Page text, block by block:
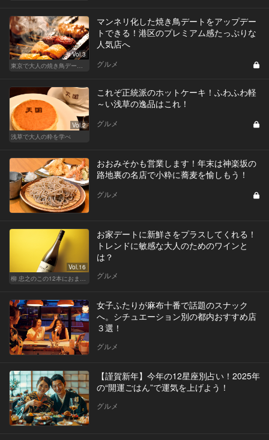
Vol.3
東京で大人の焼き鳥デートにおすすめ！
マンネリ化した焼き鳥デートをアップデー
トできる！港区のプレミアム感たっぷりな
人気店へ
グルメ
Vol.2
浅草で大人の粋を学べ
これぞ正統派のホットケーキ！ふわふわ軽
～い浅草の逸品はこれ！
グルメ
おおみそかも営業します！年末は神楽坂の
路地裏の名店で小粋に蕎麦を愉しもう！
グルメ
Vol.16
柳 忠之のこの12本におまかせ
お家デートに新鮮さをプラスしてくれる！
トレンドに敏感な大人のためのワインと
は？
グルメ
女子ふたりが麻布十番で話題のスナック
へ。シチュエーション別の都内おすすめ店
３選！
グルメ
【謹賀新年】今年の12星座別占い！2025年
の“開運ごはん”で運気を上げよう！
グルメ